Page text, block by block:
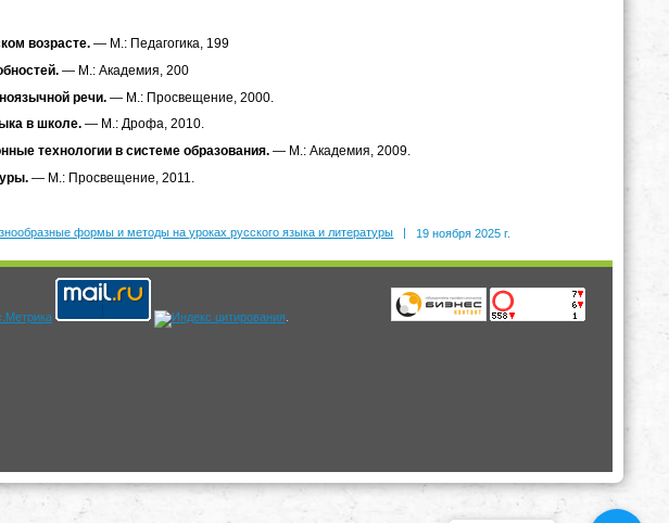
возрасте. — М.: Педагогика, 199
— М.: Академия, 200
речи. — М.: Просвещение, 2000.
в школе. — М.: Дрофа, 2010.
технологии в системе образования. — М.: Академия, 2009.
— М.: Просвещение, 2011.
формы и методы на уроках русского языка и литературы | 19 ноября 2025 г.